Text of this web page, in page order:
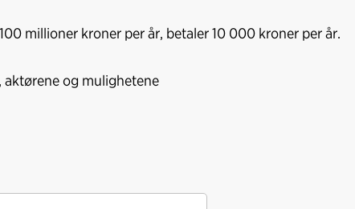
millioner kroner per år, betaler 10 000 kroner per år.
aktørene og mulighetene